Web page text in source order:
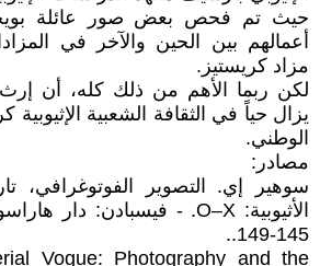
حيث تم فحص بعض صور عائلة
أعمالهم بين الحين والآخر في
مزاد كريستيز.
لكن ربما الأهم من ذلك كله، أن إرث
يزال حياً في الثقافة الشعبية الإثيوبية
الوطني.
مصادر:
سوهير إي. التصوير الفوتوغرافي،
145-149..
Vogue: Photography and the